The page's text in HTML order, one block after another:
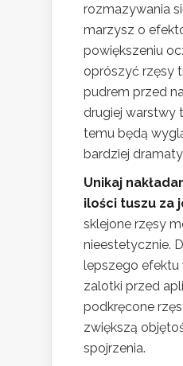
rozmazywania
marzysz o
powiększeniu
oprószyć rzęsy
pudrem przed
drugiej warstwy
temu będą
bardziej
Unikaj
ilości tuszu za
sklejone rzęsy
nieestetycznie.
lepszego efektu
zalotki przed
podkręcone
zwiększą
spojrzenia.